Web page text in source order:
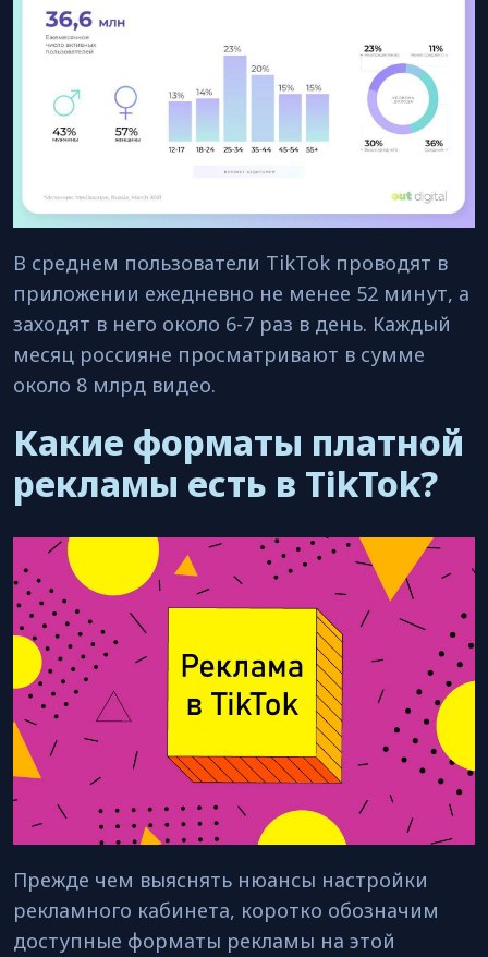
В среднем пользователи TikTok проводят в
приложении ежедневно не менее 52 минут, а
заходят в него около 6-7 раз в день. Каждый
месяц россияне просматривают в сумме
около 8 млрд видео.
Какие форматы платной
рекламы есть в TikTok?
Прежде чем выяснять нюансы настройки
рекламного кабинета, коротко обозначим
доступные форматы рекламы на этой